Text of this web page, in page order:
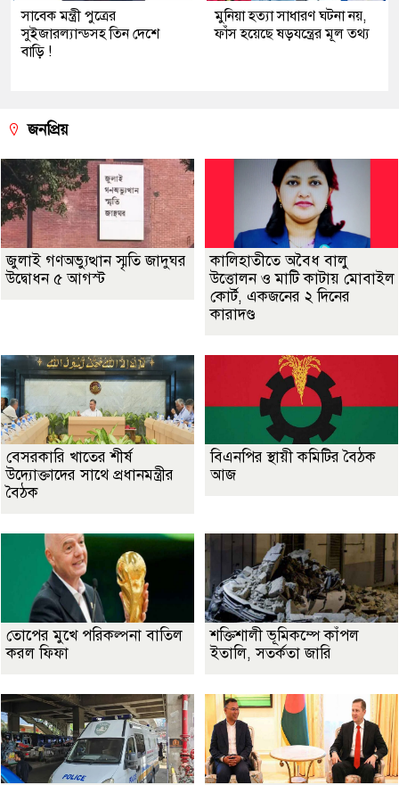
সাবেক মন্ত্রী পুত্রের
সুইজারল্যান্ডসহ তিন দেশে
বাড়ি !
মুনিয়া হত্যা সাধারণ ঘটনা নয়,
ফাঁস হয়েছে ষড়যন্ত্রের মূল তথ্য
জনপ্রিয়
জুলাই গণঅভ্যুত্থান স্মৃতি জাদুঘর
উদ্বোধন ৫ আগস্ট
কালিহাতীতে অবৈধ বালু
উত্তোলন ও মাটি কাটায় মোবাইল
কোর্ট, একজনের ২ দিনের
কারাদণ্ড
বেসরকারি খাতের শীর্ষ
উদ্যোক্তাদের সাথে প্রধানমন্ত্রীর
বৈঠক
বিএনপির স্থায়ী কমিটির বৈঠক
আজ
তোপের মুখে পরিকল্পনা বাতিল
করল ফিফা
শক্তিশালী ভূমিকম্পে কাঁপল
ইতালি, সতর্কতা জারি